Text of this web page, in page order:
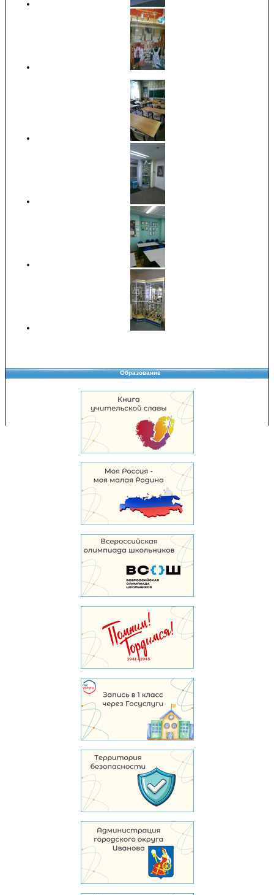
Образование
Copyright © 2008-2026 Управление образования
Перепечатка и использование материалов возможны только с разрешения
Управления образования.
103,972,262 уникальных посетителей